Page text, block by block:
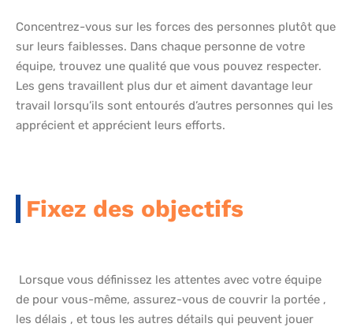
Concentrez-vous sur les forces des personnes plutôt que
sur leurs faiblesses. Dans chaque personne de votre
équipe, trouvez une qualité que vous pouvez respecter.
Les gens travaillent plus dur et aiment davantage leur
travail lorsqu’ils sont entourés d’autres personnes qui les
apprécient et apprécient leurs efforts.
Fixez des objectifs
Lorsque vous définissez les attentes avec votre équipe
de pour vous-même, assurez-vous de couvrir la portée ,
les délais , et tous les autres détails qui peuvent jouer